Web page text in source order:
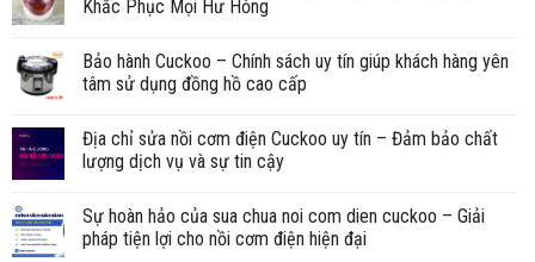
Khắc Phục Mọi Hư Hỏng
Bảo hành Cuckoo – Chính sách uy tín giúp khách hàng yên
tâm sử dụng đồng hồ cao cấp
Địa chỉ sửa nồi cơm điện Cuckoo uy tín – Đảm bảo chất
lượng dịch vụ và sự tin cậy
Sự hoàn hảo của sua chua noi com dien cuckoo – Giải
pháp tiện lợi cho nồi cơm điện hiện đại